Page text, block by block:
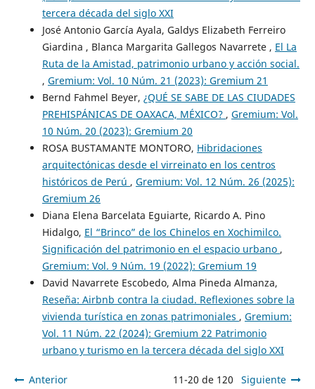
tercera década del siglo XXI
José Antonio García Ayala, Galdys Elizabeth Ferreiro
Giardina , Blanca Margarita Gallegos Navarrete , El La
Ruta de la Amistad, patrimonio urbano y acción social.
, Gremium: Vol. 10 Núm. 21 (2023): Gremium 21
Bernd Fahmel Beyer, ¿QUÉ SE SABE DE LAS CIUDADES
PREHISPÁNICAS DE OAXACA, MÉXICO? , Gremium: Vol.
10 Núm. 20 (2023): Gremium 20
ROSA BUSTAMANTE MONTORO, Hibridaciones
arquitectónicas desde el virreinato en los centros
históricos de Perú , Gremium: Vol. 12 Núm. 26 (2025):
Gremium 26
Diana Elena Barcelata Eguiarte, Ricardo A. Pino
Hidalgo, El “Brinco” de los Chinelos en Xochimilco.
Significación del patrimonio en el espacio urbano ,
Gremium: Vol. 9 Núm. 19 (2022): Gremium 19
David Navarrete Escobedo, Alma Pineda Almanza,
Reseña: Airbnb contra la ciudad. Reflexiones sobre la
vivienda turística en zonas patrimoniales , Gremium:
Vol. 11 Núm. 22 (2024): Gremium 22 Patrimonio
urbano y turismo en la tercera década del siglo XXI
Anterior 11-20 de 120 Siguiente